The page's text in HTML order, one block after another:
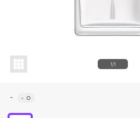
1/1
- - ○